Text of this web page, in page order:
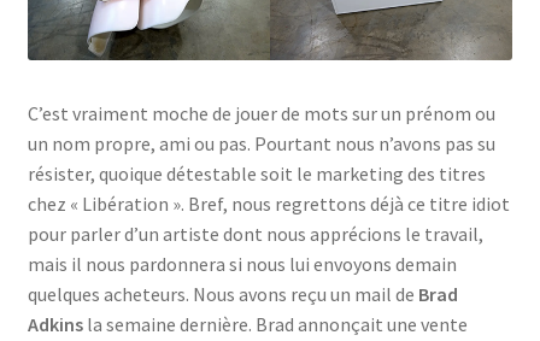
C’est vraiment moche de jouer de mots sur un prénom ou
un nom propre, ami ou pas. Pourtant nous n’avons pas su
résister, quoique détestable soit le marketing des titres
chez « Libération ». Bref, nous regrettons déjà ce titre idiot
pour parler d’un artiste dont nous apprécions le travail,
mais il nous pardonnera si nous lui envoyons demain
quelques acheteurs. Nous avons reçu un mail de Brad
Adkins la semaine dernière. Brad annonçait une vente